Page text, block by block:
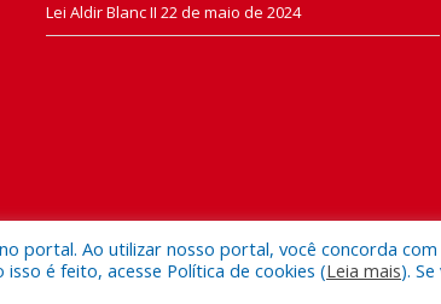
Lei Aldir Blanc II 22 de maio de 2024
de Nazaré.
portal. Ao utilizar nosso portal, você concorda
é feito, acesse Política de cookies (Leia mais).